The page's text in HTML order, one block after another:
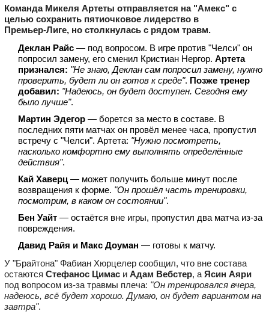
Команда Микеля Артеты отправляется на "Амекс" с
целью сохранить пятиочковое лидерство в
Премьер‑Лиге, но столкнулась с рядом травм.
Деклан Райс — под вопросом. В игре против "Челси" он
попросил замену, его сменил Кристиан Нергор. Артета
признался: "Не знаю, Деклан сам попросил замену, нужно
проверить, будет ли он готов к среде". Позже тренер
добавил: "Надеюсь, он будет доступен. Сегодня ему
было лучше".
Мартин Эдегор — борется за место в составе. В
последних пяти матчах он провёл менее часа, пропустил
встречу с "Челси". Артета: "Нужно посмотреть,
насколько комфортно ему выполнять определённые
действия".
Кай Хаверц — может получить больше минут после
возвращения к форме. "Он прошёл часть тренировки,
посмотрим, в каком он состоянии".
Бен Уайт — остаётся вне игры, пропустил два матча из‑за
повреждения.
Давид Райя и Макс Доуман — готовы к матчу.
У "Брайтона" Фабиан Хюрцелер сообщил, что вне состава
остаются Стефанос Цимас и Адам Вебстер, а Ясин Аяри
под вопросом из‑за травмы плеча: "Он тренировался вчера,
надеюсь, всё будет хорошо. Думаю, он будет вариантом на
завтра".